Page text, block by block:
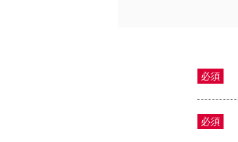
必須
必須